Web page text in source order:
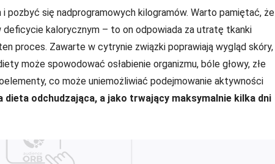
pozbyć się nadprogramowych kilogramów. Warto pamiętać, że
kalorycznym – to on odpowiada za utratę tkanki
proces. Zawarte w cytrynie związki poprawiają wygląd skóry,
może spowodować osłabienie organizmu, bóle głowy, złe
co może uniemożliwiać podejmowanie aktywności
dieta odchudzająca, a jako trwający maksymalnie kilka dni